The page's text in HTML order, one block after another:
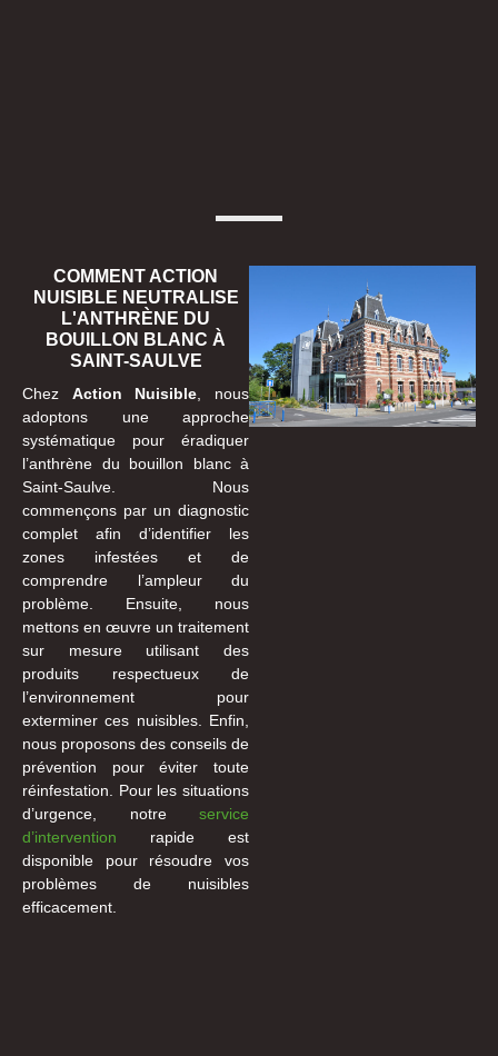
COMMENT ACTION
NUISIBLE NEUTRALISE
L'ANTHRÈNE DU
BOUILLON BLANC À
SAINT-SAULVE
Chez Action Nuisible , nous
adoptons une approche
systématique pour éradiquer
l’anthrène du bouillon blanc à
Saint-Saulve. Nous
commençons par un diagnostic
complet afin d’identifier les
zones infestées et de
comprendre l’ampleur du
problème. Ensuite, nous
mettons en œuvre un traitement
sur mesure utilisant des
produits respectueux de
l’environnement pour
exterminer ces nuisibles. Enfin,
nous proposons des conseils de
prévention pour éviter toute
réinfestation. Pour les situations
d’urgence, notre service
d’intervention rapide est
disponible pour résoudre vos
problèmes de nuisibles
efficacement.